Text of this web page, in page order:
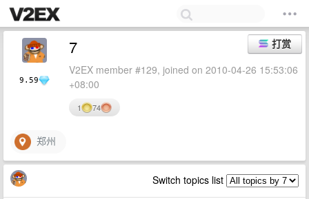
9.59
打赏
7
V2EX member #129, joined on 2010-04-26 15:53:06
+08:00
1 74
郑州
Switch topics list